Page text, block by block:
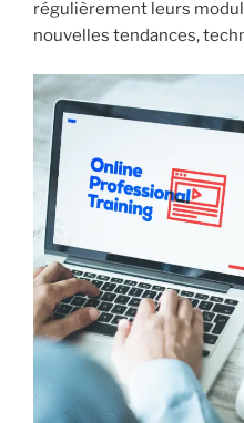
régulièrement leurs
nouvelles tendances,